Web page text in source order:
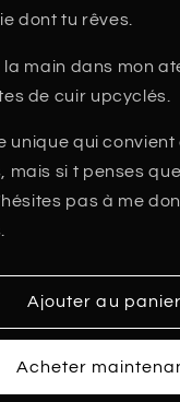
dont tu rêves.
la main dans mon
de cuir upcyclés.
unique qui convient
mais si t penses
pas à me
Ajouter au panier
Acheter